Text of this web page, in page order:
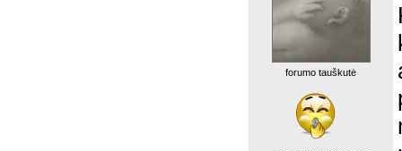
forumo tauškutė